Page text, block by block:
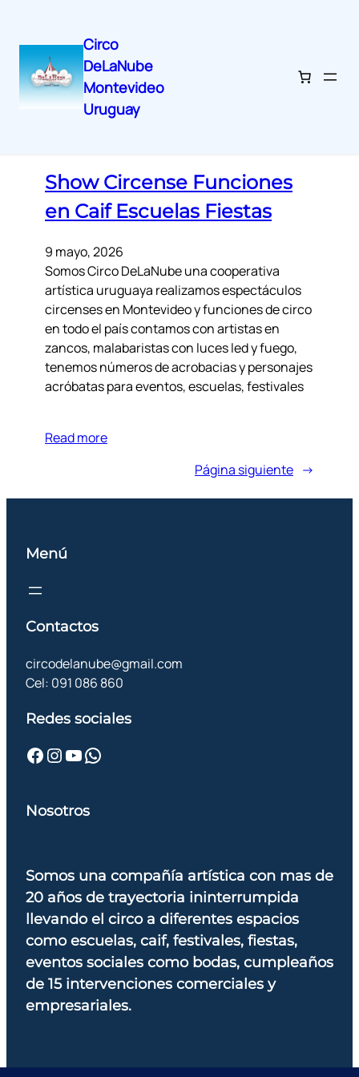
Circo
DeLaNube
Montevideo
Uruguay
Show Circense Funciones
en Caif Escuelas Fiestas
9 mayo, 2026
Somos Circo DeLaNube una cooperativa
artística uruguaya realizamos espectáculos
circenses en Montevideo y funciones de circo
en todo el país contamos con artistas en
zancos, malabaristas con luces led y fuego,
tenemos números de acrobacias y personajes
acróbatas para eventos, escuelas, festivales
Read more
Página siguiente →
Menú
Contactos
circodelanube@gmail.com
Cel: 091 086 860
Redes sociales
Facebook Instagram YouTube WhatsApp
Nosotros
Somos una compañía artística con mas de
20 años de trayectoria ininterrumpida
llevando el circo a diferentes espacios
como escuelas, caif, festivales, fiestas,
eventos sociales como bodas, cumpleaños
de 15 intervenciones comerciales y
empresariales.